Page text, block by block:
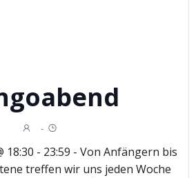
-
18:30 - 23:59 - Von Anfängern bis
treffen wir uns jeden Woche